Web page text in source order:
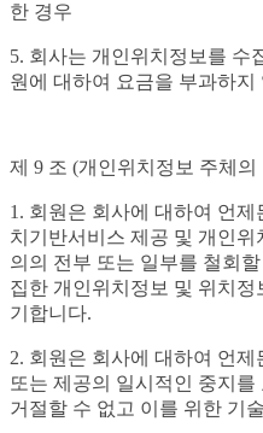
한 경우
5. 회사는 개인위치정보를 수
원에 대하여 요금을 부과하지
제 9 조 (개인위치정보 주체의
1. 회원은 회사에 대하여 언
치기반서비스 제공 및 개인
의의 전부 또는 일부를 철회
집한 개인위치정보 및 위치
기합니다.
2. 회원은 회사에 대하여 언
또는 제공의 일시적인 중지
거절할 수 없고 이를 위한 기